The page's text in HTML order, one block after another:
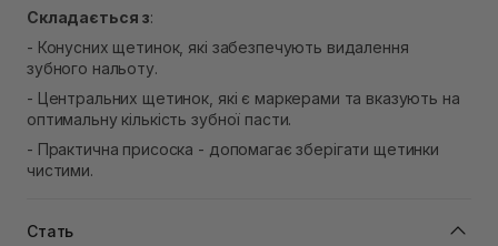
Складається з:
- Конусних щетинок, які забезпечують видалення
зубного нальоту.
- Центральних щетинок, які є маркерами та вказують на
оптимальну кількість зубної пасти.
- Практична присоска - допомагає зберігати щетинки
чистими.
Стать